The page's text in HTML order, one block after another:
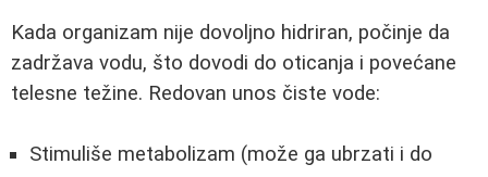
Kada organizam nije dovoljno hidriran, počinje da
zadržava vodu, što dovodi do oticanja i povećane
telesne težine. Redovan unos čiste vode:
Stimuliše metabolizam (može ga ubrzati i do